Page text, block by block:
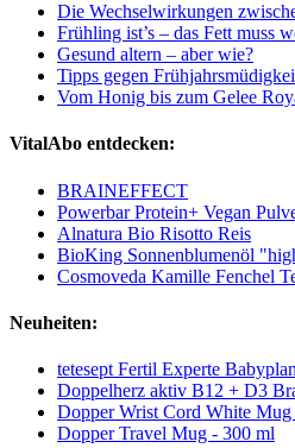
Die Wechselwirkungen
Frühling ist’s – das Fett muss
Gesund altern – aber wie?
Tipps gegen
Vom Honig bis zum Gelee
VitalAbo entdecken:
BRAINEFFECT
Powerbar Protein+ Vegan
Alnatura Bio Risotto Reis
BioKing Sonnenblumenöl
Cosmoveda Kamille Fenchel
Neuheiten:
tetesept Fertil Experte
Doppelherz aktiv B12 + D3
Dopper Wrist Cord White
Dopper Travel Mug - 300 ml